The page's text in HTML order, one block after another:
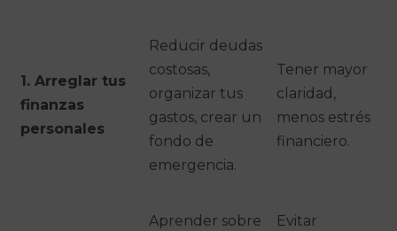
1. Arreglar tus
finanzas
personales
Reducir deudas
costosas,
organizar tus
gastos, crear un
fondo de
emergencia.
Tener mayor
claridad,
menos estrés
financiero.
Aprender sobre Evitar